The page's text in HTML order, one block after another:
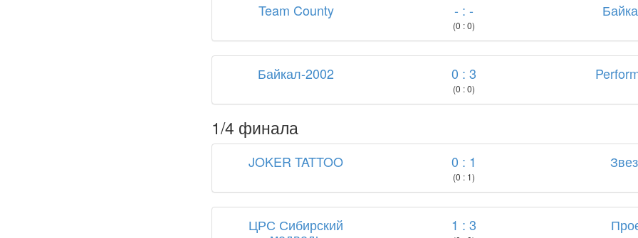
Team County - : -
(0 : 0)
Байкал-2002 0 : 3
(0 : 0)
1/4 финала
JOKER TATTOO 0 : 1
(0 : 1)
ЦРС Сибирский 1 : 3